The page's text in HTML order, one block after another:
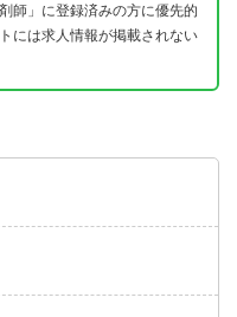
師」に登録済みの方に優先的
には求人情報が掲載されない